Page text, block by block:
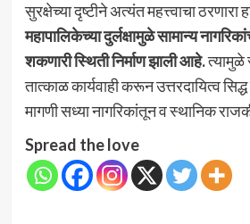
सुरक्षेच्या दृष्टीने अत्यंत महत्त्वाचा ठरणारा
महापालिकेच्या दुर्लक्षामुळे सामान्य
शकणारी स्थिती निर्माण झाली आहे.त्यामुळे
तात्काळ कार्यवाही करून उत्तरदायित्व
मागणी सध्या नागरिकांतून व स्थानिक
Spread the love